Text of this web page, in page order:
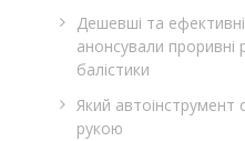
Дешевші та
анонсували проривні
балістики
Який автоінструмент
рукою